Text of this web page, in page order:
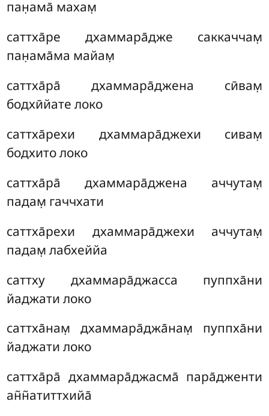
пан̣ама̄ махам̣
саттха̄ре дхаммара̄дже саккаччам̣
пан̣ама̄ма майам̣
саттха̄ра̄ дхаммара̄джена сӣвам̣
бодхӣйате локо
саттха̄рехи дхаммара̄джехи сивам̣
бодхито локо
саттха̄ра̄ дхаммара̄джена аччутам̣
падам̣ гаччхати
саттха̄рехи дхаммара̄джехи аччутам̣
падам̣ лабхеййа
саттху дхаммара̄джасса пуппха̄ни
йаджати локо
саттха̄нам̣ дхаммара̄джа̄нам̣ пуппха̄ни
йаджати локо
саттха̄ра̄ дхаммара̄джасма̄ пара̄дженти
ан̃н̃атиттхийа̄